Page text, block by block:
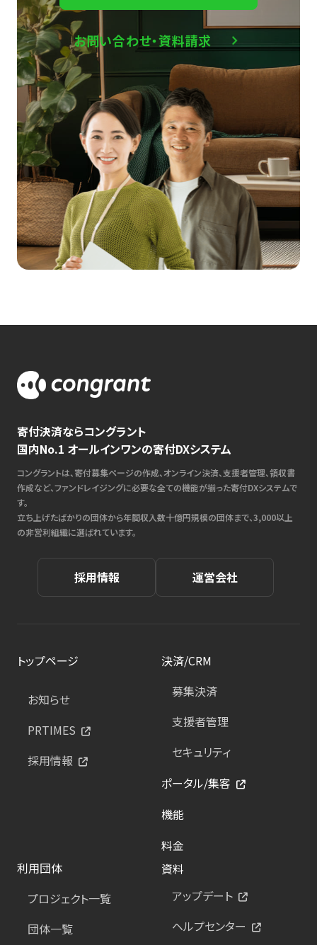
お問い合わせ・資料請求
寄付決済ならコングラント
国内No.1 オールインワンの寄付DXシステム
コングラントは、寄付募集ページの作成、オンライン決済、支援者管理、領収書
作成など、ファンドレイジングに必要な全ての機能が揃った寄付DXシステムで
す。
立ち上げたばかりの団体から年間収入数十億円規模の団体まで、3,000以上
の非営利組織に選ばれています。
採用情報 運営会社
トップページ
お知らせ
PRTIMES
採用情報
決済/CRM
募集決済
支援者管理
セキュリティ
ポータル/集客
機能
料金
利用団体
プロジェクト一覧
団体一覧
資料
アップデート
ヘルプセンター